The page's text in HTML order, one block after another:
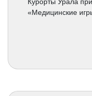
«Медицинские